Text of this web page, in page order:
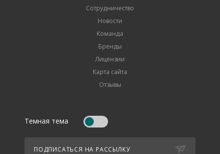
Сотрудничество
Новости
Команда
Бренды
Лицензии
Карта сайта
Отзывы
Темная тема
ПОДПИСАТЬСЯ НА РАССЫЛКУ